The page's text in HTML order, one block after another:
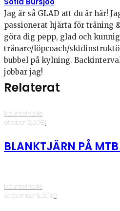
Jag är så GLAD att du är här!
passionerat hjärta för träning
göra dig pepp, glad och
tränare/löpcoach/
bubbel på kylning.
jobbar jag!
Relaterat
Mountainbike
·oktober 12, 2018·1
BLANKTJÄRN PÅ
Mountainbike
·september 5, 2018·0